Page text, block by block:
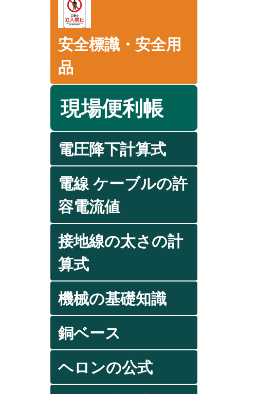
安全標識・安全用
品
現場便利帳
電圧降下計算式
電線 ケーブルの許
容電流値
接地線の太さの計
算式
機械の基礎知識
銅ベース
ヘロンの公式